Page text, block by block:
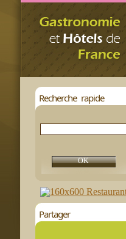
Recherche rapide
Partager